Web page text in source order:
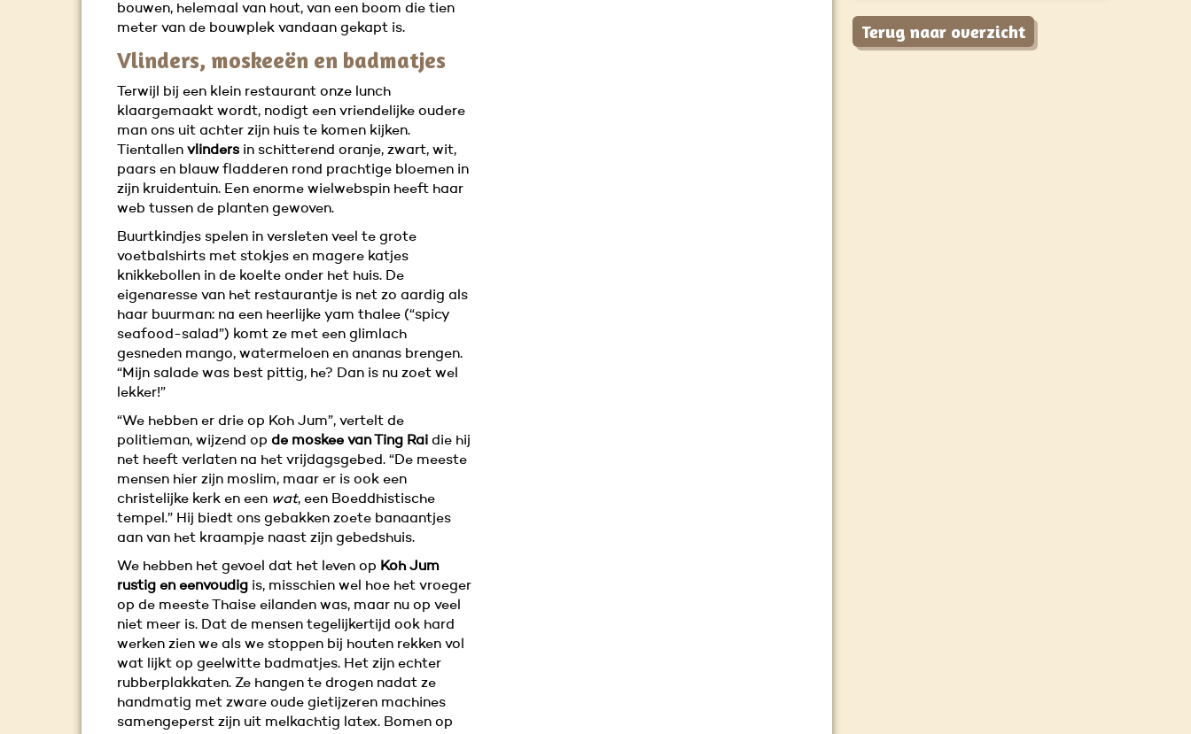
bouwen, helemaal van hout, van een boom die tien
meter van de bouwplek vandaan gekapt is.
Vlinders, moskeeën en badmatjes
Terwijl bij een klein restaurant onze lunch
klaargemaakt wordt, nodigt een vriendelijke oudere
man ons uit achter zijn huis te komen kijken.
Tientallen vlinders in schitterend oranje, zwart, wit,
paars en blauw fladderen rond prachtige bloemen in
zijn kruidentuin. Een enorme wielwebspin heeft haar
web tussen de planten gewoven.
Buurtkindjes spelen in versleten veel te grote
voetbalshirts met stokjes en magere katjes
knikkebollen in de koelte onder het huis. De
eigenaresse van het restaurantje is net zo aardig als
haar buurman: na een heerlijke yam thalee (“spicy
seafood-salad”) komt ze met een glimlach
gesneden mango, watermeloen en ananas brengen.
“Mijn salade was best pittig, he? Dan is nu zoet wel
lekker!”
“We hebben er drie op Koh Jum”, vertelt de
politieman, wijzend op de moskee van Ting Rai die hij
net heeft verlaten na het vrijdagsgebed. “De meeste
mensen hier zijn moslim, maar er is ook een
christelijke kerk en een wat, een Boeddhistische
tempel.” Hij biedt ons gebakken zoete banaantjes
aan van het kraampje naast zijn gebedshuis.
We hebben het gevoel dat het leven op Koh Jum
rustig en eenvoudig is, misschien wel hoe het vroeger
op de meeste Thaise eilanden was, maar nu op veel
niet meer is. Dat de mensen tegelijkertijd ook hard
werken zien we als we stoppen bij houten rekken vol
wat lijkt op geelwitte badmatjes. Het zijn echter
rubberplakkaten. Ze hangen te drogen nadat ze
handmatig met zware oude gietijzeren machines
samengeperst zijn uit melkachtig latex. Bomen op
Terug naar overzicht